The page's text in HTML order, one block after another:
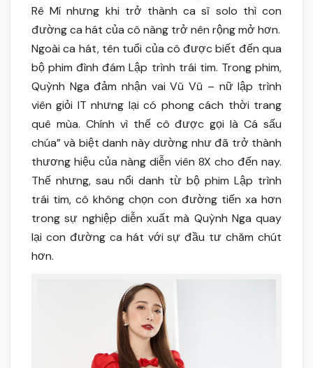
Rê Mí nhưng khi trở thành ca sĩ solo thì con
đường ca hát của cô nàng trở nên rộng mở hơn.
Ngoài ca hát, tên tuổi của cô được biết đến qua
bộ phim đình đám Lập trình trái tim. Trong phim,
Quỳnh Nga đảm nhận vai Vũ Vũ – nữ lập trình
viên giỏi IT nhưng lại có phong cách thời trang
quê mùa. Chính vì thế cô được gọi là Cá sấu
chúa” và biệt danh này dường như đã trở thành
thương hiệu của nàng diễn viên 8X cho đến nay.
Thế nhưng, sau nổi danh từ bộ phim Lập trình
trái tim, cô không chọn con đường tiến xa hơn
trong sự nghiệp diễn xuất mà Quỳnh Nga quay
lại con đường ca hát với sự đầu tư chăm chút
hơn.